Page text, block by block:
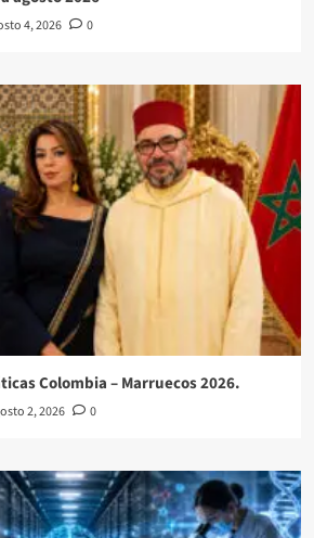
4, 2026 0
Colombia – Marruecos 2026.
2, 2026 0